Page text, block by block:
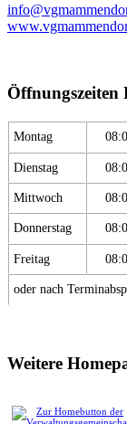
Montag
Dienstag
Mittwoch
Donnerstag
Freitag
oder nach
Weitere